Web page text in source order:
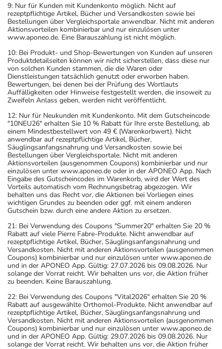
9: Nur für Kunden mit Kundenkonto möglich. Nicht auf
rezeptpflichtige Artikel, Bücher und Versandkosten sowie bei
Bestellungen über Vergleichsportale anwendbar. Nicht mit anderen
Aktionsvorteilen kombinierbar und nur einzulösen unter
www.aponeo.de. Eine Barauszahlung ist nicht möglich.
10: Bei Produkt- und Shop-Bewertungen von Kunden auf unseren
Produktdetailseiten können wir nicht sicherstellen, dass diese nur
von solchen Kunden stammen, die die Waren oder
Dienstleistungen tatsächlich genutzt oder erworben haben.
Bewertungen, bei denen bei der Prüfung des Wortlauts
Auffälligkeiten oder Hinweise festgestellt werden, die insoweit zu
Zweifeln Anlass geben, werden nicht veröffentlicht.
12: Nur für Neukunden mit Kundenkonto. Mit dem Gutscheincode
"10NEU26" erhalten Sie 10 % Rabatt für Ihre erste Bestellung, ab
einem Mindestbestellwert von 49 € (Warenkorbwert). Nicht
anwendbar auf rezeptpflichtige Artikel, Bücher,
Säuglingsanfangsnahrung und Versandkosten sowie bei
Bestellungen über Vergleichsportale. Nicht mit anderen
Aktionsvorteilen (ausgenommen Coupons) kombinierbar und nur
einzulösen unter www.aponeo.de oder in der APONEO App. Nach
Eingabe des Gutscheincodes im Warenkorb, wird der Wert des
Vorteils automatisch vom Rechnungsbetrag abgezogen. Wir
behalten uns das Recht vor, die Aktionen bei Vorliegen eines
wichtigen Grundes zu beenden oder ggf. mit einem anderen
Gutschein bzw. durch eine andere Aktion zu ersetzen.
21: Bei Verwendung des Coupons "Summer20" erhalten Sie 20 %
Rabatt auf viele Pierre Fabre-Produkte. Nicht anwendbar auf
rezeptpflichtige Artikel, Bücher, Säuglingsanfangsnahrung und
Versandkosten. Nicht mit anderen Aktionsvorteilen (ausgenommen
Coupons) kombinierbar und nur einzulösen unter www.aponeo.de
und in der APONEO App. Gültig: 27.07.2026 bis 09.08.2026. Nur
solange der Vorrat reicht. Wir behalten uns vor, die Aktion früher
zu beenden. Keine Barauszahlung.
22: Bei Verwendung des Coupons "Vital2026" erhalten Sie 20 %
Rabatt auf ausgewählte Orthomol-Produkte. Nicht anwendbar auf
rezeptpflichtige Artikel, Bücher, Säuglingsanfangsnahrung und
Versandkosten. Nicht mit anderen Aktionsvorteilen (ausgenommen
Coupons) kombinierbar und nur einzulösen unter www.aponeo.de
und in der APONEO App. Gültig: 29.07.2026 bis 09.08.2026. Nur
solange der Vorrat reicht. Wir behalten uns vor, die Aktion früher